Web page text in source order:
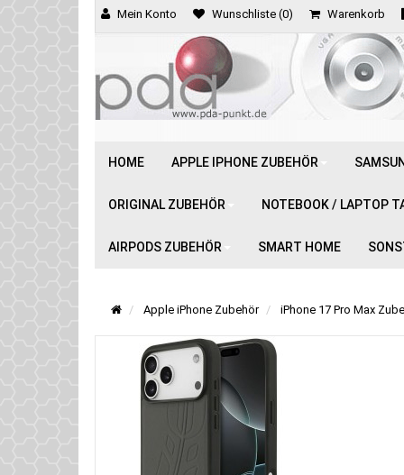
Mein Konto Wunschliste (0) Warenkorb
HOME APPLE IPHONE ZUBEHÖR
ORIGINAL ZUBEHÖR NOTEBOOK / LAPTOP
AIRPODS ZUBEHÖR SMART HOME
Apple iPhone Zubehör iPhone 17 Pro Max